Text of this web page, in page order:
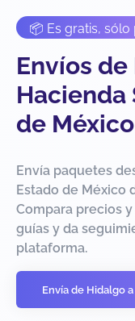
📦 Es gratis,
Envíos
Hacienda
de México
Envía paquetes
Estado de México
Compara precios
guías y da
plataforma.
Envía de Hidalgo